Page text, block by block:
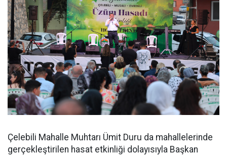
Çelebili Mahalle Muhtarı Ümit Duru da mahallelerinde
gerçekleştirilen hasat etkinliği dolayısıyla Başkan